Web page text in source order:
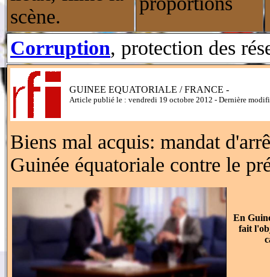
scène.
Corruption, protection des
GUINEE EQUATORIALE / FRANCE -
Article publié le : vendredi 19 octobre 2012 - Dernière
Biens mal acquis: mandat
Guinée équatoriale contre le
En
fait